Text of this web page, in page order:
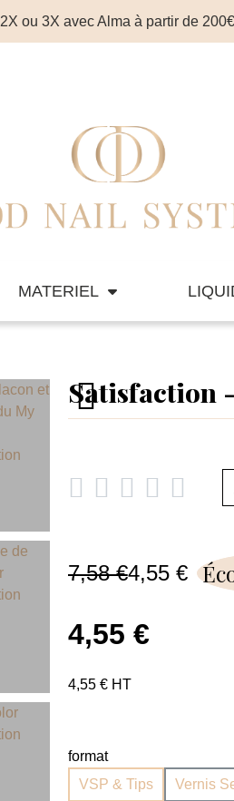
2X ou 3X avec Alma à partir de 200€
MATERIEL
Satisfaction
    
7,58 €4,55 €
4,55 €
4,55 € HT
format
VSP & Tips
Vernis